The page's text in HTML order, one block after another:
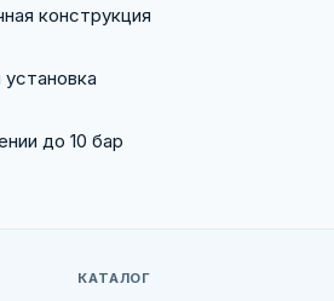
конструкция
до 10 бар
КАТАЛОГ